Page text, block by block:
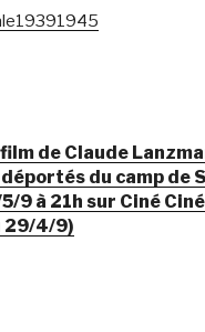
de Claude
du camp de
9 à 21h sur Ciné
29/4/9)